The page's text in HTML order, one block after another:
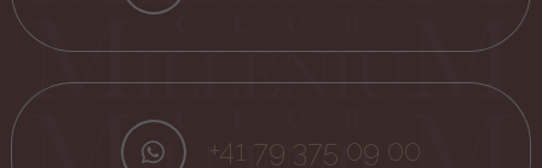
+41 79 375 09 00